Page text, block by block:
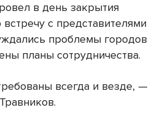
в день закрытия
с представителями
проблемы городов
планы сотрудничества.
всегда и везде, —